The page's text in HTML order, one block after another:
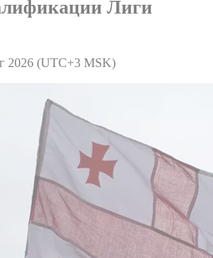
Лиги
2026 (UTC+3 MSK)